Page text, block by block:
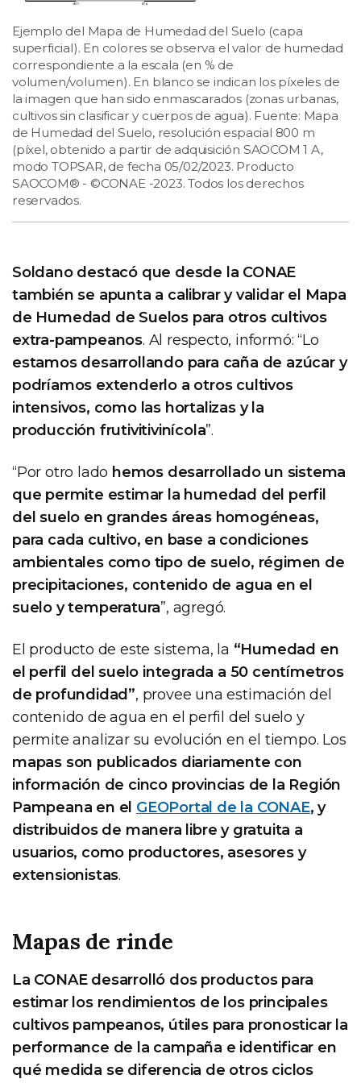
Ejemplo del Mapa de Humedad del Suelo (capa
superficial). En colores se observa el valor de humedad
correspondiente a la escala (en % de
volumen/volumen). En blanco se indican los píxeles de
la imagen que han sido enmascarados (zonas urbanas,
cultivos sin clasificar y cuerpos de agua). Fuente: Mapa
de Humedad del Suelo, resolución espacial 800 m
(píxel, obtenido a partir de adquisición SAOCOM 1 A,
modo TOPSAR, de fecha 05/02/2023. Producto
SAOCOM® - ©CONAE -2023. Todos los derechos
reservados.
Soldano destacó que desde la CONAE
también se apunta a calibrar y validar el Mapa
de Humedad de Suelos para otros cultivos
extra-pampeanos. Al respecto, informó: “Lo
estamos desarrollando para caña de azúcar y
podríamos extenderlo a otros cultivos
intensivos, como las hortalizas y la
producción frutivitivinícola”.
“Por otro lado hemos desarrollado un sistema
que permite estimar la humedad del perfil
del suelo en grandes áreas homogéneas,
para cada cultivo, en base a condiciones
ambientales como tipo de suelo, régimen de
precipitaciones, contenido de agua en el
suelo y temperatura”, agregó.
El producto de este sistema, la “Humedad en
el perfil del suelo integrada a 50 centímetros
de profundidad”, provee una estimación del
contenido de agua en el perfil del suelo y
permite analizar su evolución en el tiempo. Los
mapas son publicados diariamente con
información de cinco provincias de la Región
Pampeana en el GEOPortal de la CONAE, y
distribuidos de manera libre y gratuita a
usuarios, como productores, asesores y
extensionistas.
Mapas de rinde
La CONAE desarrolló dos productos para
estimar los rendimientos de los principales
cultivos pampeanos, útiles para pronosticar la
performance de la campaña e identificar en
qué medida se diferencia de otros ciclos